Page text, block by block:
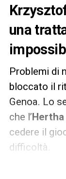
una
Problemi di
bloccato il
Genoa. Lo
che l’
cedere il
difficoltà.
Ad ogni